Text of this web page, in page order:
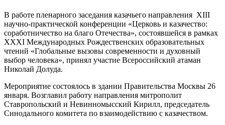
В работе пленарного заседания казачьего направления XIII
научно-практической конференции «Церковь и казачество:
соработничество на благо Отечества», состоявшейся в рамках
XXХI Международных Рождественских образовательных
чтений «Глобальные вызовы современности и духовный
выбор человека», принял участие Всероссийский атаман
Николай Долуда.
Мероприятие состоялось в здании Правительства Москвы 26
января. Возглавил работу направления митрополит
Ставропольский и Невинномысский Кирилл, председатель
Синодального комитета по взаимодействию с казачеством.